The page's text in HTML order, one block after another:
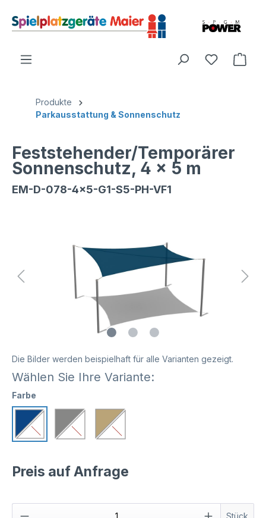
Produkte
Parkausstattung & Sonnenschutz
Feststehender/Temporärer
Sonnenschutz, 4 x 5 m
EM-D-078-4x5-G1-S5-PH-VF1
Die Bilder werden beispielhaft für alle Varianten gezeigt.
Wählen Sie Ihre Variante:
Farbe
Preis auf Anfrage
Stück